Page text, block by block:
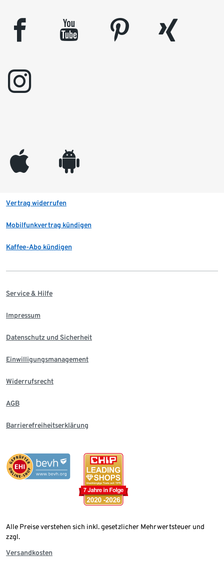
facebook youtube pinterest
xing
instagram
appleinc android
Vertrag widerrufen
Mobilfunkvertrag kündigen
Kaffee-Abo kündigen
Service & Hilfe
Impressum
Datenschutz und Sicherheit
Einwilligungsmanagement
Widerrufsrecht
AGB
Barrierefreiheitserklärung
Alle Preise verstehen sich inkl. gesetzlicher Mehrwertsteuer und
zzgl.
Versandkosten